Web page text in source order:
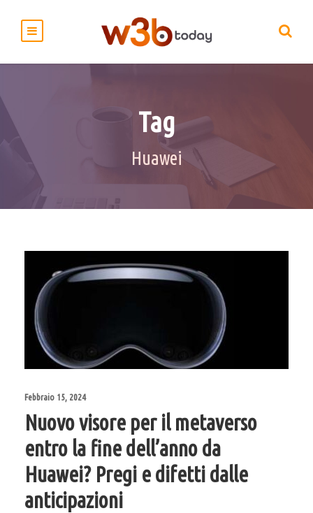
Tag
Huawei
Febbraio 15, 2024
Nuovo visore per il metaverso
entro la fine dell’anno da
Huawei? Pregi e difetti dalle
anticipazioni